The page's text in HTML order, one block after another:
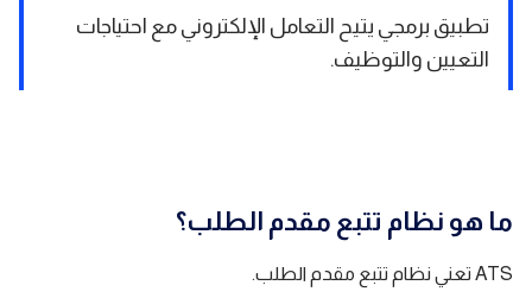
مركز المحتوى
تطبيق برمجي يتيح التعامل الإلكتروني مع احتياجات
التعيين والتوظيف.
ما هو نظام تتبع مقدم الطلب؟
ATS تعني نظام تتبع مقدم الطلب.